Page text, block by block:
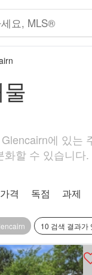
에 있는
할 수 있습니
격 독점 과제
10 검색 결과가